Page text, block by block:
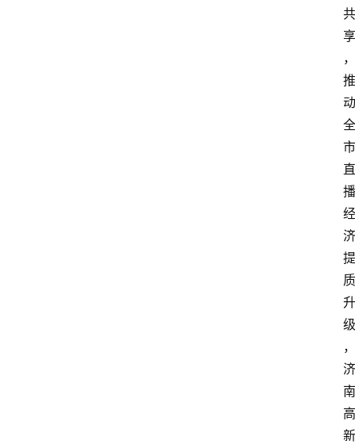
共
享
，
推
动
全
市
直
播
经
济
提
质
升
级
，
济
南
高
新